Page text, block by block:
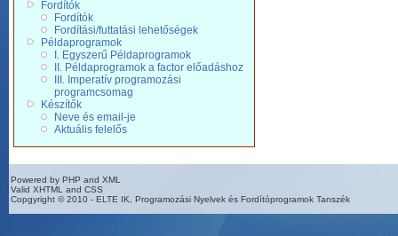
Fordítók
Fordítók
Fordítási/futtatási lehetőségek
Példaprogramok
I. Egyszerű Példaprogramok
II. Példaprogramok a factor előadáshoz
III. Imperatív programozási
programcsomag
Készítők
Neve és email-je
Aktuális felelős
Powered by PHP and XML
Valid XHTML and CSS
Copgyright © 2010 - ELTE IK, Programozási Nyelvek és Fordítóprogramok Tanszék